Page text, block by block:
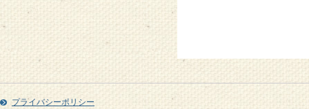
プライバシーポリシー